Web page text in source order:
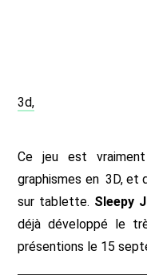
3d,
Ce jeu est
graphismes en 3D, et
sur tablette. Sleepy
déjà développé le
présentions le 15